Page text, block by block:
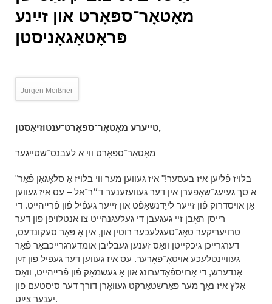
מאָטאָר־ספּאָרט און זײַנע
פּראָטאַגאָניסטן
Jürgen Meißner
טײַערע מאָטאָר־ספּאָרט־ענטוזיאַסטן,
מאָטאָר־ספּאָרט ווי אַ לעבנס־שטייגער
"בלויז פֿליִען איז בעסער!" איז געווען מער ווי בלויז אַ סלאָגאַן פֿאַר
אַ סך געיעג־שאָפֿערן אין דער געוועזענער ד״ר־אַל – עס איז געווען
אַן אויסדרוק פֿון זייער לייַדנשאַפֿט און זייער געפֿיל פֿון פֿרײַהייט. די
רייסן האָבן זיי געגעבן די געלעגנהייט צו אַנטלויפֿן פֿון דער
טרויעריקער טאָג־טעגלעכער רוטין און, אין אַ פּאָר סעקונדעס,
דערגרייכן גיכקייטן וואָס זענען געבליבן אומדערגרייכבאַר פֿאַר
געוויינטלעכע אויטאָ־פֿאָרער. עס איז געווען דער געפֿיל פֿון זײַן
אַנדערש, די אַרויספֿאָדערונג און אַ געשמאַק פֿון פֿרײַהייט, וואָס
אַלץ איז נאָך מער פֿאַרשטאַרקט געוואָרן דורך דער סיסטעם פֿון
יענער צײַט.